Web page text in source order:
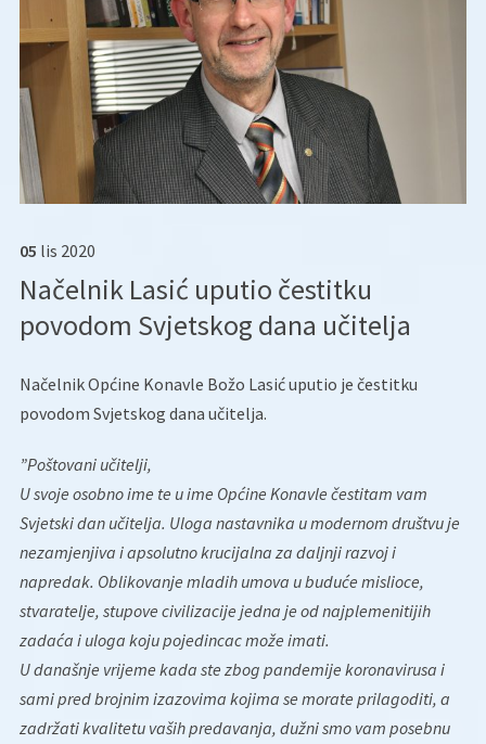
05 lis 2020
Načelnik Lasić uputio čestitku
povodom Svjetskog dana učitelja
Načelnik Općine Konavle Božo Lasić uputio je čestitku
povodom Svjetskog dana učitelja.
”Poštovani učitelji,
U svoje osobno ime te u ime Općine Konavle čestitam vam
Svjetski dan učitelja. Uloga nastavnika u modernom društvu je
nezamjenjiva i apsolutno krucijalna za daljnji razvoj i
napredak. Oblikovanje mladih umova u buduće mislioce,
stvaratelje, stupove civilizacije jedna je od najplemenitijih
zadaća i uloga koju pojedincac može imati.
U današnje vrijeme kada ste zbog pandemije koronavirusa i
sami pred brojnim izazovima kojima se morate prilagoditi, a
zadržati kvalitetu vaših predavanja, dužni smo vam posebnu